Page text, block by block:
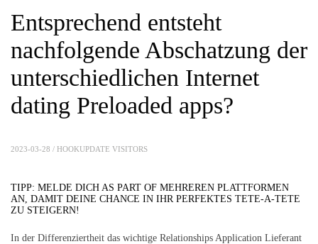
Entsprechend entsteht
nachfolgende Abschatzung der
unterschiedlichen Internet
dating Preloaded apps?
2023-03-28 / HOOKUPDATE VISITORS
TIPP: MELDE DICH AS PART OF MEHREREN PLATTFORMEN
AN, DAMIT DEINE CHANCE IN IHR PERFEKTES TETE-A-TETE
ZU STEIGERN!
In der Differenziertheit das wichtige Relationships Application Lieferant